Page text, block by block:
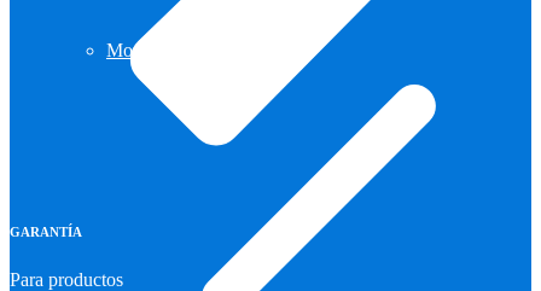
Monturas para Caballo
GARANTÍA
Para productos